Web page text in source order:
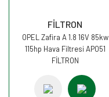
FİLTRON
OPEL Zafira A 1.8 16V 85kw
115hp Hava Filtresi AP051
FİLTRON